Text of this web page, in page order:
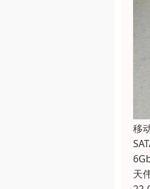
移
天